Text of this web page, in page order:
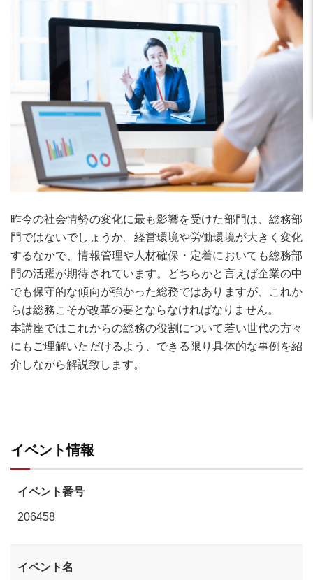
昨今の社会情勢の変化に最も影響を受けた部門は、総務部
門ではないでしょうか。経営環境や労働環境が大きく変化
するなかで、情報管理や人材確保・定着においても総務部
門の活躍が期待されています。どちらかと言えば企業の中
でも保守的な傾向が強かった総務ではありますが、これか
らは総務こそが改革の要とならなければなりません。
本講座ではこれからの総務の役割について若い世代の方々
にもご理解いただけるよう、できる限り具体的な事例を紹
介しながら解説致します。
イベント情報
イベント番号
206458
イベント名